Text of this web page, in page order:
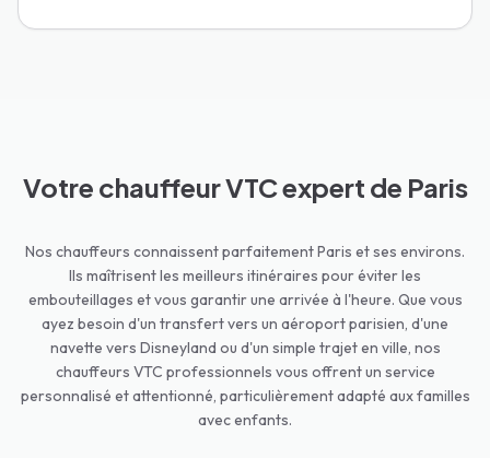
Votre chauffeur VTC expert de Paris
Nos chauffeurs connaissent parfaitement Paris et ses environs.
Ils maîtrisent les meilleurs itinéraires pour éviter les
embouteillages et vous garantir une arrivée à l'heure. Que vous
ayez besoin d'un transfert vers un aéroport parisien, d'une
navette vers Disneyland ou d'un simple trajet en ville, nos
chauffeurs VTC professionnels vous offrent un service
personnalisé et attentionné, particulièrement adapté aux familles
avec enfants.